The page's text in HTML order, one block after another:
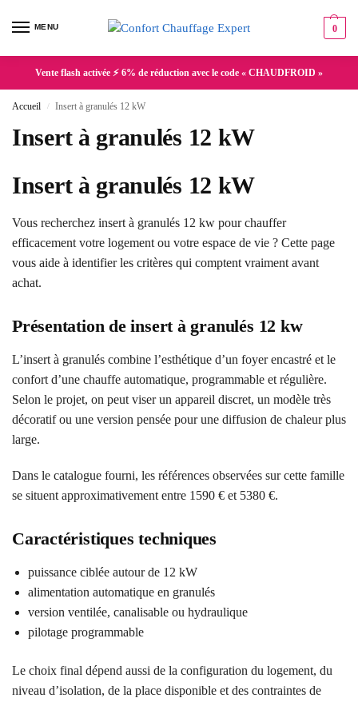
MENU 0
Vente flash activée ⚡ 6% de réduction avec le code « CHAUDFROID »
Accueil / Insert à granulés 12 kW
Insert à granulés 12 kW
Insert à granulés 12 kW
Vous recherchez insert à granulés 12 kw pour chauffer
efficacement votre logement ou votre espace de vie ? Cette page
vous aide à identifier les critères qui comptent vraiment avant
achat.
Présentation de insert à granulés 12 kw
L’insert à granulés combine l’esthétique d’un foyer encastré et le
confort d’une chauffe automatique, programmable et régulière.
Selon le projet, on peut viser un appareil discret, un modèle très
décoratif ou une version pensée pour une diffusion de chaleur plus
large.
Dans le catalogue fourni, les références observées sur cette famille
se situent approximativement entre 1590 € et 5380 €.
Caractéristiques techniques
puissance ciblée autour de 12 kW
alimentation automatique en granulés
version ventilée, canalisable ou hydraulique
pilotage programmable
Le choix final dépend aussi de la configuration du logement, du
niveau d’isolation, de la place disponible et des contraintes de